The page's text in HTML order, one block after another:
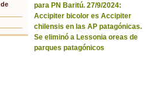
para PN Baritú. 27/9/2024:
Accipiter bicolor es Accipiter
chilensis en las AP patagónicas.
Se eliminó a Lessonia oreas de
parques patagónicos